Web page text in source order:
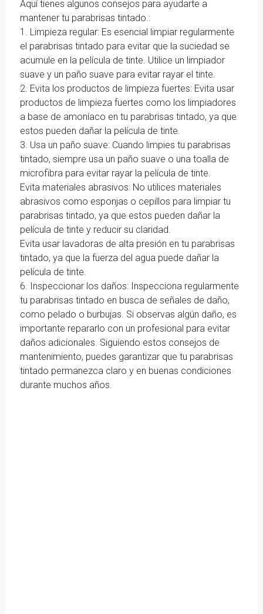
Aquí tienes algunos consejos para ayudarte a
mantener tu parabrisas tintado.:
1. Limpieza regular: Es esencial limpiar regularmente
el parabrisas tintado para evitar que la suciedad se
acumule en la película de tinte. Utilice un limpiador
suave y un paño suave para evitar rayar el tinte.
2. Evita los productos de limpieza fuertes: Evita usar
productos de limpieza fuertes como los limpiadores
a base de amoníaco en tu parabrisas tintado, ya que
estos pueden dañar la película de tinte.
3. Usa un paño suave: Cuando limpies tu parabrisas
tintado, siempre usa un paño suave o una toalla de
microfibra para evitar rayar la película de tinte.
Evita materiales abrasivos: No utilices materiales
abrasivos como esponjas o cepillos para limpiar tu
parabrisas tintado, ya que estos pueden dañar la
película de tinte y reducir su claridad.
Evita usar lavadoras de alta presión en tu parabrisas
tintado, ya que la fuerza del agua puede dañar la
película de tinte.
6. Inspeccionar los daños: Inspecciona regularmente
tu parabrisas tintado en busca de señales de daño,
como pelado o burbujas. Si observas algún daño, es
importante repararlo con un profesional para evitar
daños adicionales. Siguiendo estos consejos de
mantenimiento, puedes garantizar que tu parabrisas
tintado permanezca claro y en buenas condiciones
durante muchos años.